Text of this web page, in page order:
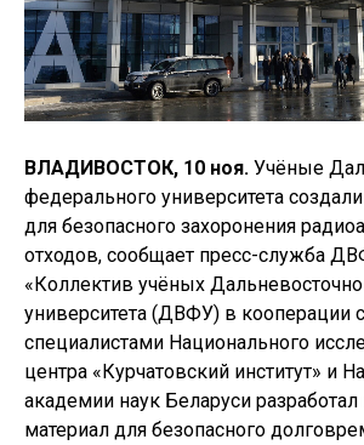
ВЛАДИВОСТОК, 10 ноя. Учёные
федерального университета
для безопасного захоронения
отходов, сообщает пресс-служба
«Коллектив учёных
университета (ДВФУ) в кооперации
специалистами Национального
центра «Курчатовский институт» и
академии наук Беларуси
материал для безопасного